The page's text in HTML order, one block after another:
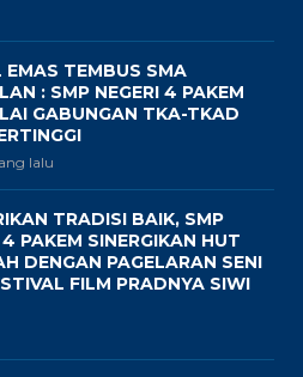
EMAS TEMBUS SMA
: SMP NEGERI 4 PAKEM
GABUNGAN TKA-TKAD
lalu
TRADISI BAIK, SMP
4 PAKEM SINERGIKAN HUT
DENGAN PAGELARAN SENI
FILM PRADNYA SIWI